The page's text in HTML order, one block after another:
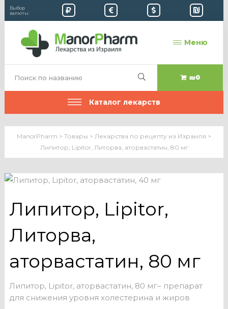
Выбор
валюты:
Меню
₪0
Каталог лекарств
ManorPharm > Товары > Лекарства по рецепту из Израиля >
Липитор, Lipitor, Литорва, аторвастатин, 80 мг
Липитор, Lipitor,
Литорва,
аторвастатин, 80 мг
Липитор, Lipitor, аторвастатин, 80 мг– препарат
для снижения уровня холестерина и жиров